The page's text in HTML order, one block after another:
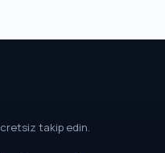
takip edin.